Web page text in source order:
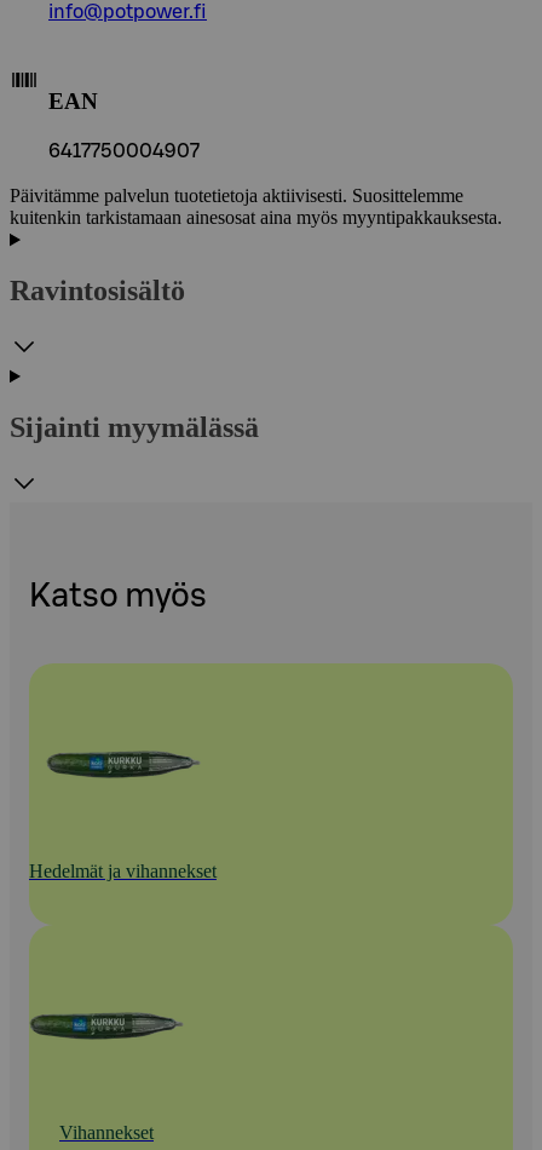
info@potpower.fi
EAN
6417750004907
Päivitämme palvelun tuotetietoja aktiivisesti. Suosittelemme
kuitenkin tarkistamaan ainesosat aina myös myyntipakkauksesta.
Ravintosisältö
Sijainti myymälässä
Katso myös
Hedelmät ja vihannekset
Vihannekset